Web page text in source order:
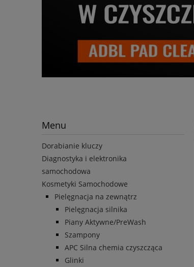
Menu
Dorabianie kluczy
Diagnostyka i elektronika
samochodowa
Kosmetyki Samochodowe
Pielęgnacja na zewnątrz
Pielęgnacja silnika
Piany Aktywne/PreWash
Szampony
APC Silna chemia czyszcząca
Glinki